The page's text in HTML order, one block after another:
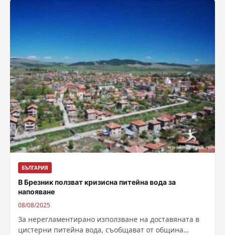
БЪЛГАРИЯ
В Брезник ползват кризисна питейна вода за
напояване
08/08/2025
За нерегламентирано използване на доставяната в
цистерни питейна вода, съобщават от община